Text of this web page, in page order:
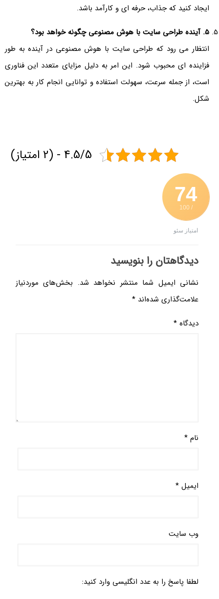
ایجاد کنید که جذاب، حرفه ای و کارآمد باشد.
5. آینده طراحی سایت با هوش مصنوعی چگونه خواهد بود؟
انتظار می رود که طراحی سایت با هوش مصنوعی در آینده به طور
فزاینده ای محبوب شود. این امر به دلیل مزایای متعدد این فناوری
است، از جمله سرعت، سهولت استفاده و توانایی انجام کار به بهترین
شکل.
4.5/5 - (2 امتیاز)
74
/ 100
امتیاز سئو
دیدگاهتان را بنویسید
نشانی ایمیل شما منتشر نخواهد شد.
بخش‌های موردنیاز
علامت‌گذاری شده‌اند *
دیدگاه*
نام*
ایمیل*
وب‌ سایت
لطفا پاسخ را به عدد انگلیسی وارد کنید: